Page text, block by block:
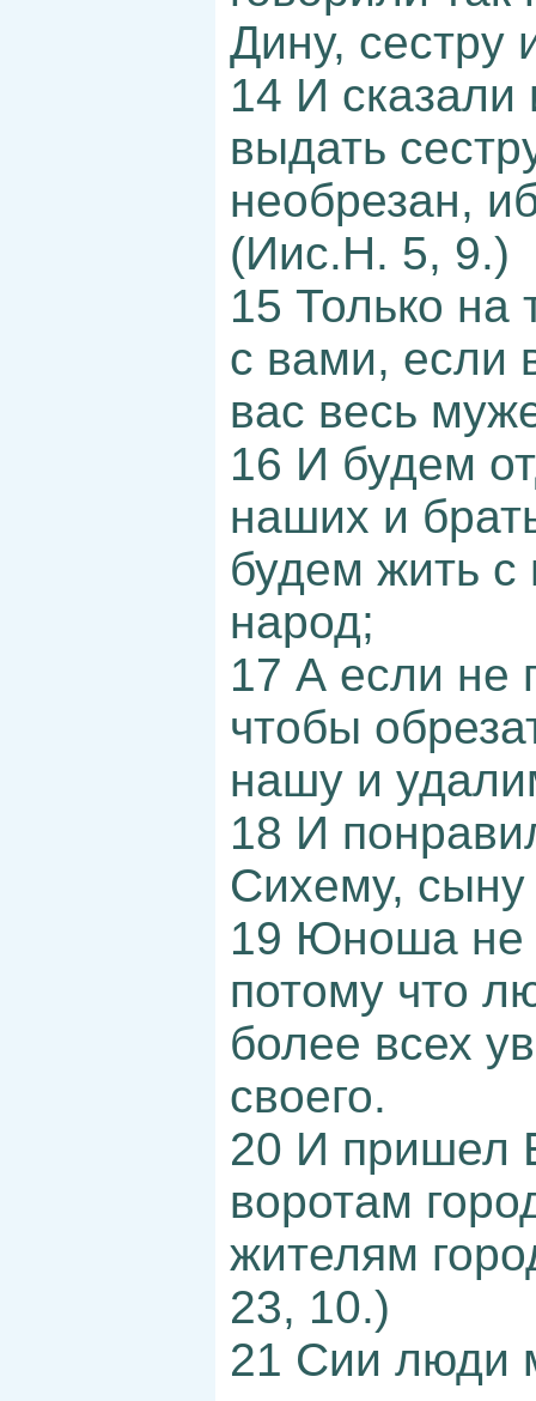
Дину, сестру
14 И сказали
выдать
необрезан,
(Иис.Н. 5, 9.)
15 Только на
с вами, если
вас весь
16 И будем
наших и
будем жить
народ;
17 А если не
чтобы
нашу и
18 И
Сихему,
19 Юноша не
потому что
более всех
своего.
20 И пришел
воротам
жителям
23, 10.)
21 Сии люди